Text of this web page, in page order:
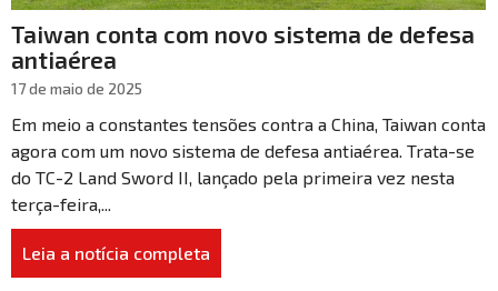
Taiwan conta com novo sistema de defesa
antiaérea
17 de maio de 2025
Em meio a constantes tensões contra a China, Taiwan conta
agora com um novo sistema de defesa antiaérea. Trata-se
do TC-2 Land Sword II, lançado pela primeira vez nesta
terça-feira,...
Leia a notícia completa